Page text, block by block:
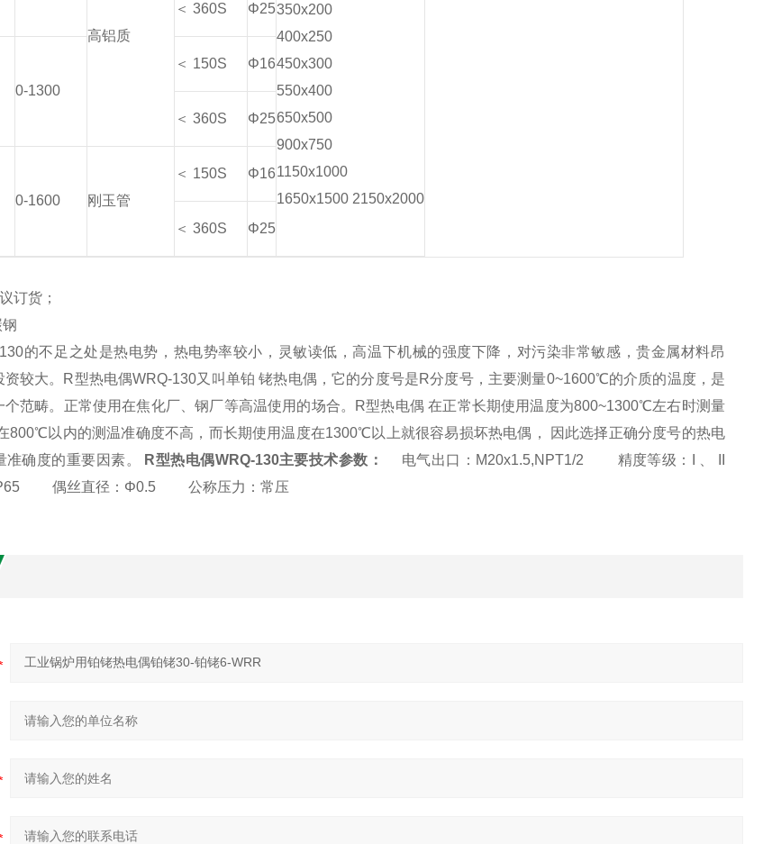
高铝质
350x200
400x250
450x300
550x400
650x500
900x750
1150x1000
1650x1500 2150x2000
＜ 360S Φ25
0-1300
＜ 150S Φ16
＜ 360S Φ25
0-1600 刚玉管
＜ 150S Φ16
＜ 360S Φ25
订货；
的不足之处是热电势，热电势率较小，灵敏读低，高温下机械的强度下降，对污染非常敏感，贵金属材料昂
资较大。R型热电偶WRQ-130又叫单铂 铑热电偶，它的分度号是R分度号，主要测量0~1600℃的介质的温度，是
个范畴。正常使用在焦化厂、钢厂等高温使用的场合。R型热电偶 在正常长期使用温度为800~1300℃左右时测量
800℃以内的测温准确度不高，而长期使用温度在1300℃以上就很容易损坏热电偶， 因此选择正确分度号的热电
准确度的重要因素。
R型热电偶WRQ-130主要技术参数： 电气出口：M20x1.5,NPT1/2 精度等级：I 、 II
偶丝直径：Φ0.5 公称压力：常压